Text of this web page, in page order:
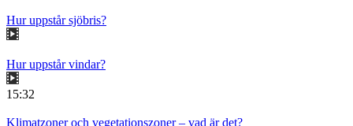
Hur uppstår sjöbris?
Hur uppstår vindar?
15:32
Klimatzoner och vegetationszoner – vad är det?